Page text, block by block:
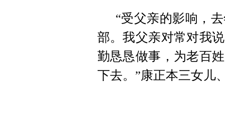
“受父亲的影响，
部。我父亲对常对我
勤恳恳做事，为老百
下去。”康正本三女儿